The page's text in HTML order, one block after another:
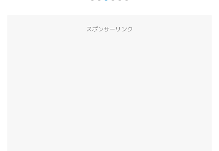
スポンサーリンク